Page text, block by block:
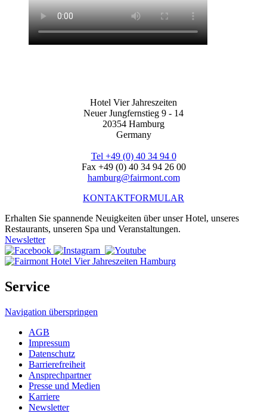
Hotel Vier Jahreszeiten
Neuer Jungfernstieg 9 - 14
20354 Hamburg
Germany
Tel +49 (0) 40 34 94 0
Fax +49 (0) 40 34 94 26 00
hamburg@fairmont.com
KONTAKTFORMULAR
Erhalten Sie spannende Neuigkeiten über unser Hotel, unseres
Restaurants, unseren Spa und Veranstaltungen.
Newsletter
Service
Navigation überspringen
AGB
Impressum
Datenschutz
Barrierefreiheit
Ansprechpartner
Presse und Medien
Karriere
Newsletter